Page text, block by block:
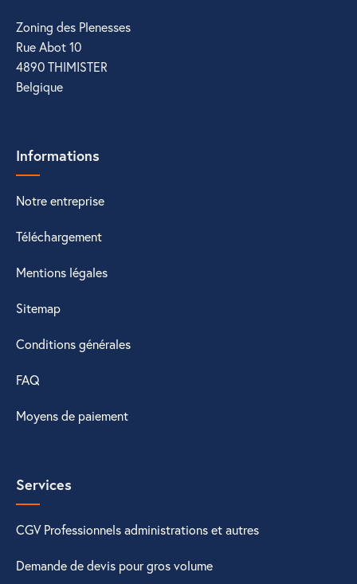
Zoning des Plenesses
Rue Abot 10
4890 THIMISTER
Belgique
Informations
Notre entreprise
Téléchargement
Mentions légales
Sitemap
Conditions générales
FAQ
Moyens de paiement
Services
CGV Professionnels administrations et autres
Demande de devis pour gros volume